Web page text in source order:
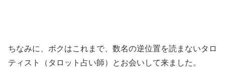
ちなみに、ボクはこれまで、数名の逆位置を読まないタロ
ティスト（タロット占い師）とお会いして来ました。